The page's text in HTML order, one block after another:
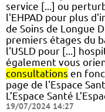
service [...] ou
l'EHPAD pour plus
de Soins de Longue
premiers étages du
l'USLD pour [...]
également vous
consultations en
page de l'Espace
L’Espace Santé
19/07/2024 14:27